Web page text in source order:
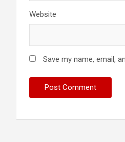
Website
Save my name, email,